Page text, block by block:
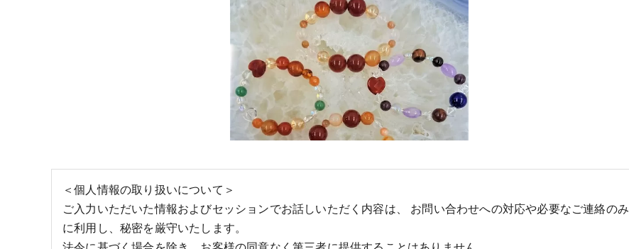
＜個人情報の取り扱いについて＞
ご入力いただいた情報およびセッションでお話しいただく内容は、 お問い合わせへの対応や必要なご連絡のみ
に利用し、秘密を厳守いたします。